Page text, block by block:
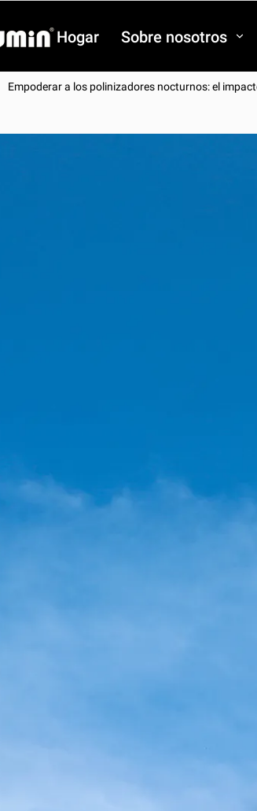
Hogar Sobre nosotros
Empoderar a los polinizadores nocturnos: el